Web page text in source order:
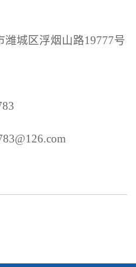
潍城区浮烟山路19777号